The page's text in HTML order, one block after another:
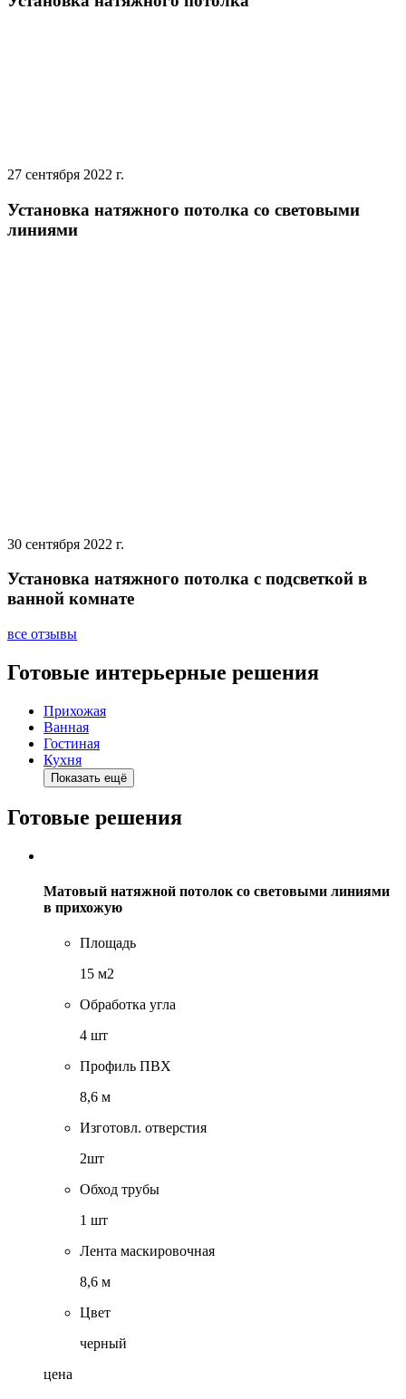
27 сентября 2022 г.
Установка натяжного потолка со световыми
линиями
30 сентября 2022 г.
Установка натяжного потолка с подсветкой в
ванной комнате
все отзывы
Готовые интерьерные решения
Прихожая
Ванная
Гостиная
Кухня
Показать ещё
Готовые решения
Матовый натяжной потолок со световыми линиями
в прихожую
Площадь
15 м2
Обработка угла
4 шт
Профиль ПВХ
8,6 м
Изготовл. отверстия
2шт
Обход трубы
1 шт
Лента маскировочная
8,6 м
Цвет
черный
цена